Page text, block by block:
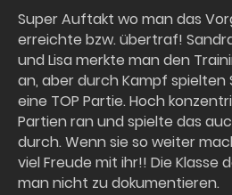
Super Auftakt wo man das
erreichte bzw. übertraf!
und Lisa merkte man den
an, aber durch Kampf spielten
eine TOP Partie. Hoch
Partien ran und spielte das
durch. Wenn sie so weiter
viel Freude mit ihr!! Die Klasse
man nicht zu dokumentieren.